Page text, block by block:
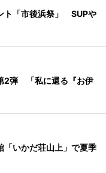
ト「市後浜祭」 SUPや
2弾 「私に還る『お伊
「いかだ荘山上」で夏季